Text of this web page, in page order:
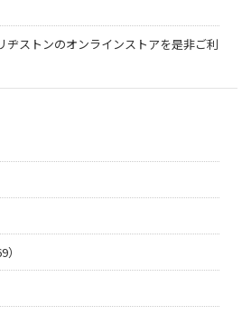
ヂストンのオンラインストアを是非ご利